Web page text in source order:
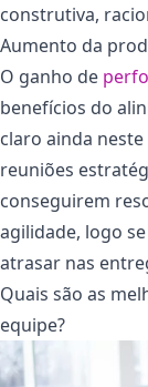
construtiva,
Aumento da
O ganho de
benefícios do
claro ainda
reuniões
conseguirem
agilidade, logo
atrasar nas
Quais são as
equipe?